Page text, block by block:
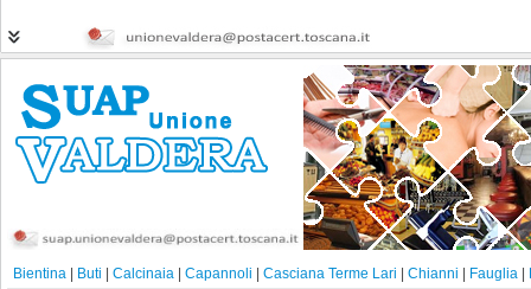
Bientina Buti Calcinaia Capannoli Casciana Terme Lari Chianni Fauglia